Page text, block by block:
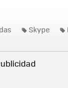
Skype